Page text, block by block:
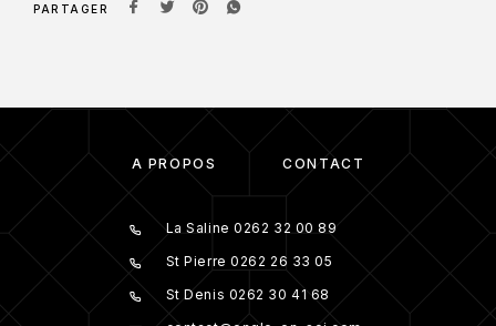
PARTAGER
À PROPOS CONTACT
La Saline 0262 32 00 89
St Pierre 0262 26 33 05
St Denis 0262 30 41 68